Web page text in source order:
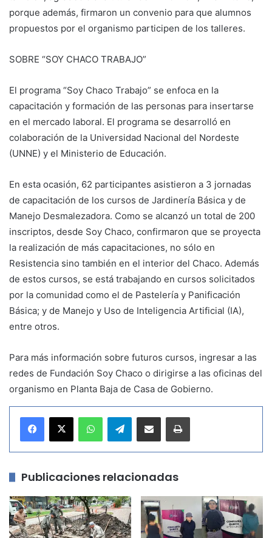
porque además, firmaron un convenio para que alumnos
propuestos por el organismo participen de los talleres.
SOBRE “SOY CHACO TRABAJO”
El programa “Soy Chaco Trabajo” se enfoca en la
capacitación y formación de las personas para insertarse
en el mercado laboral. El programa se desarrolló en
colaboración de la Universidad Nacional del Nordeste
(UNNE) y el Ministerio de Educación.
En esta ocasión, 62 participantes asistieron a 3 jornadas
de capacitación de los cursos de Jardinería Básica y de
Manejo Desmalezadora. Como se alcanzó un total de 200
inscriptos, desde Soy Chaco, confirmaron que se proyecta
la realización de más capacitaciones, no sólo en
Resistencia sino también en el interior del Chaco. Además
de estos cursos, se está trabajando en cursos solicitados
por la comunidad como el de Pastelería y Panificación
Básica; y de Manejo y Uso de Inteligencia Artificial (IA),
entre otros.
Para más información sobre futuros cursos, ingresar a las
redes de Fundación Soy Chaco o dirigirse a las oficinas del
organismo en Planta Baja de Casa de Gobierno.
Telegram
Publicaciones relacionadas